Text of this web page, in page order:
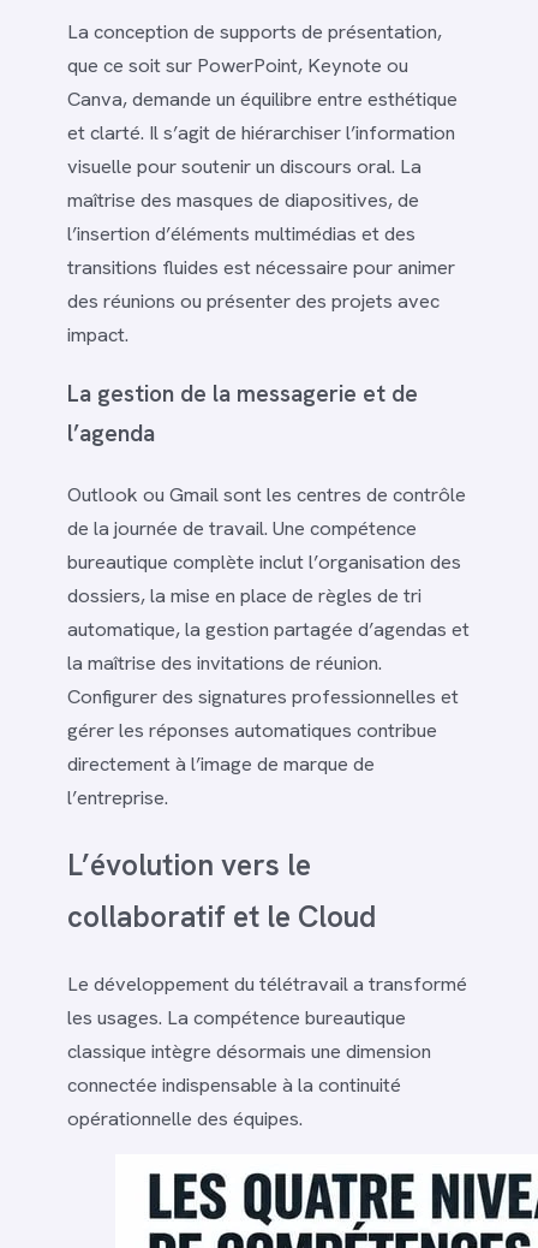
La conception de supports de présentation,
que ce soit sur PowerPoint, Keynote ou
Canva, demande un équilibre entre esthétique
et clarté. Il s’agit de hiérarchiser l’information
visuelle pour soutenir un discours oral. La
maîtrise des masques de diapositives, de
l’insertion d’éléments multimédias et des
transitions fluides est nécessaire pour animer
des réunions ou présenter des projets avec
impact.
La gestion de la messagerie et de
l’agenda
Outlook ou Gmail sont les centres de contrôle
de la journée de travail. Une compétence
bureautique complète inclut l’organisation des
dossiers, la mise en place de règles de tri
automatique, la gestion partagée d’agendas et
la maîtrise des invitations de réunion.
Configurer des signatures professionnelles et
gérer les réponses automatiques contribue
directement à l’image de marque de
l’entreprise.
L’évolution vers le
collaboratif et le Cloud
Le développement du télétravail a transformé
les usages. La compétence bureautique
classique intègre désormais une dimension
connectée indispensable à la continuité
opérationnelle des équipes.